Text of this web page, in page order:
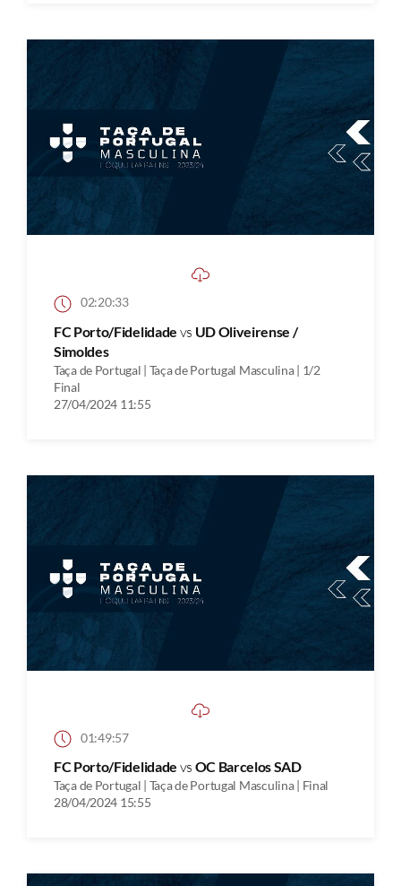
02:20:33
FC Porto/Fidelidade vs UD Oliveirense /
Simoldes
Taça de Portugal | Taça de Portugal Masculina | 1/2
Final
27/04/2024 11:55
01:49:57
FC Porto/Fidelidade vs OC Barcelos SAD
Taça de Portugal | Taça de Portugal Masculina | Final
28/04/2024 15:55